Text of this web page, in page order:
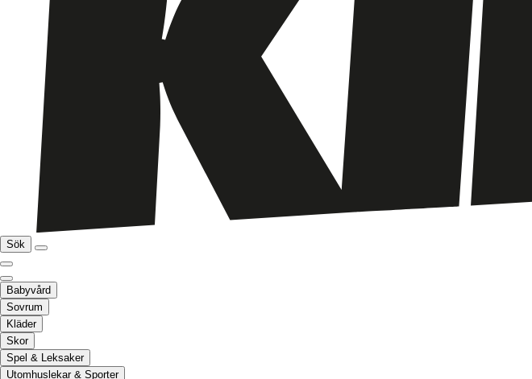
Sök
Babyvård
Sovrum
Kläder
Skor
Spel & Leksaker
Utomhuslekar & Sporter